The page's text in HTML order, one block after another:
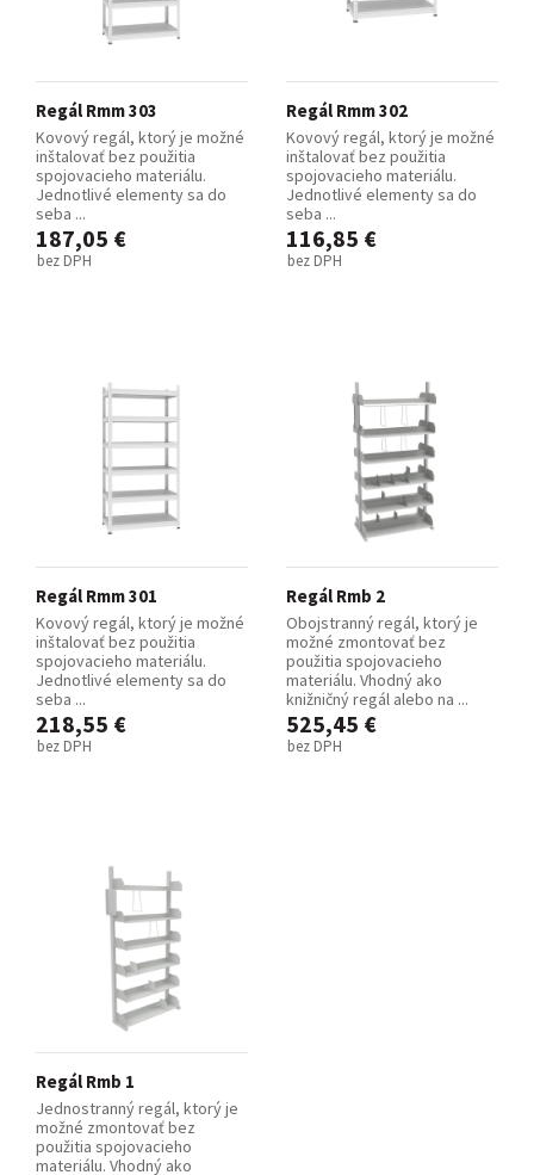
Regál Rmm 303
Kovový regál, ktorý je možné
inštalovať bez použitia
spojovacieho materiálu.
Jednotlivé elementy sa do
seba ...
187,05 €
bez DPH
Regál Rmm 302
Kovový regál, ktorý je možné
inštalovať bez použitia
spojovacieho materiálu.
Jednotlivé elementy sa do
seba ...
116,85 €
bez DPH
Regál Rmm 301
Kovový regál, ktorý je možné
inštalovať bez použitia
spojovacieho materiálu.
Jednotlivé elementy sa do
seba ...
218,55 €
bez DPH
Regál Rmb 2
Obojstranný regál, ktorý je
možné zmontovať bez
použitia spojovacieho
materiálu. Vhodný ako
knižničný regál alebo na ...
525,45 €
bez DPH
Regál Rmb 1
Jednostranný regál, ktorý je
možné zmontovať bez
použitia spojovacieho
materiálu. Vhodný ako